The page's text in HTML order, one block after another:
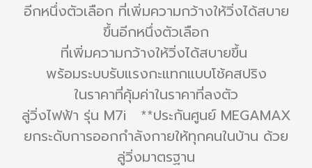
อีกหนึ่งตัวเลือก ที่เพิ่มความกว้างให้วิ่งได้สบาย
ขึ้นอีกหนึ่งตัวเลือก
ที่เพิ่มความกว้างให้วิ่งได้สบายขึ้น
พร้อมระบบรับแรงกะแทกแบบโช้คสปริง
ในราคาที่คุ้มค่าในราคาที่ลงตัว
ลู่วิ่งไฟฟ้า รุ่น M7i **ประกันศูนย์ MEGAMAX
ยกระดับการออกกำลังกายให้ทุกคนในบ้าน ด้วย
ลู่วิ่งมาตรฐาน